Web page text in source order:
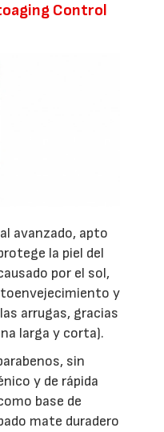
Control
avanzado, apto
la piel del
por el sol,
y
arrugas, gracias
larga y corta).
sin
y de rápida
base de
mate duradero